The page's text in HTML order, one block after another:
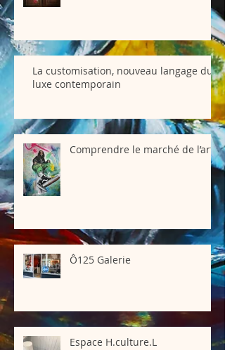
La customisation, nouveau langage du
luxe contemporain
Comprendre le marché de l’art
Ô125 Galerie
Espace H.culture.L